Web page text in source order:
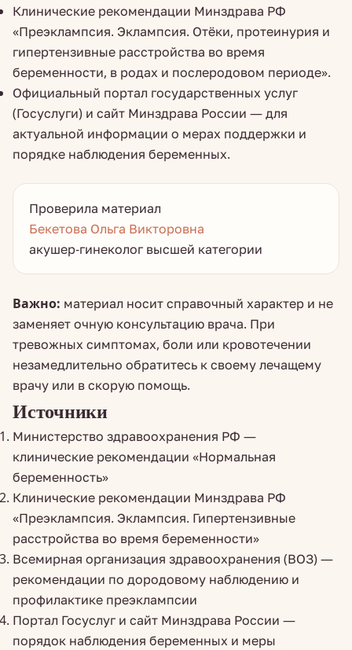
Клинические рекомендации Минздрава РФ
«Преэклампсия. Эклампсия. Отёки, протеинурия и
гипертензивные расстройства во время
беременности, в родах и послеродовом периоде».
Официальный портал государственных услуг
(Госуслуги) и сайт Минздрава России — для
актуальной информации о мерах поддержки и
порядке наблюдения беременных.
Проверила материал
Бекетова Ольга Викторовна
акушер-гинеколог высшей категории
Важно: материал носит справочный характер и не
заменяет очную консультацию врача. При
тревожных симптомах, боли или кровотечении
незамедлительно обратитесь к своему лечащему
врачу или в скорую помощь.
Источники
Министерство здравоохранения РФ —
клинические рекомендации «Нормальная
беременность»
Клинические рекомендации Минздрава РФ
«Преэклампсия. Эклампсия. Гипертензивные
расстройства во время беременности»
Всемирная организация здравоохранения (ВОЗ) —
рекомендации по дородовому наблюдению и
профилактике преэклампсии
Портал Госуслуг и сайт Минздрава России —
порядок наблюдения беременных и меры